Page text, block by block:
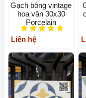
Gạch bông vintage
hoa văn 30x30
Porcelain
Liên hệ